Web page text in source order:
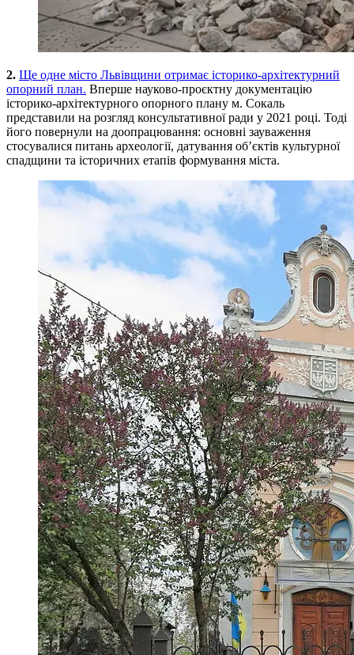
2. Ще одне місто Львівщини отримає історико-архітектурний
опорний план. Вперше науково-проєктну документацію
історико-архітектурного опорного плану м. Сокаль
представили на розгляд консультативної ради у 2021 році. Тоді
його повернули на доопрацювання: основні зауваження
стосувалися питань археології, датування об’єктів культурної
спадщини та історичних етапів формування міста.